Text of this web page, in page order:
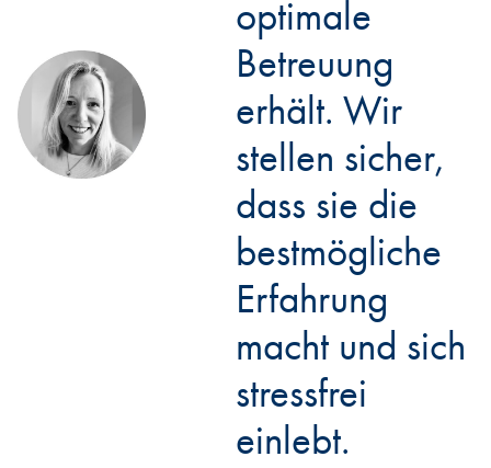
optimale
Betreuung
erhält. Wir
stellen sicher,
dass sie die
bestmögliche
Erfahrung
macht und sich
stressfrei
einlebt.